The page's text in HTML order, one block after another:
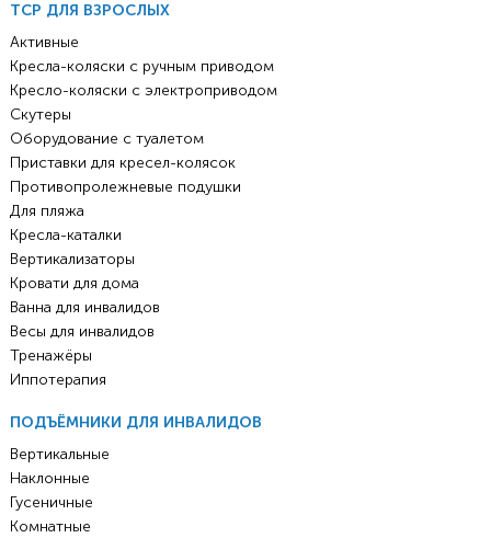
ТСР ДЛЯ ВЗРОСЛЫХ
Активные
Кресла-коляски с ручным приводом
Кресло-коляски с электроприводом
Скутеры
Оборудование с туалетом
Приставки для кресел-колясок
Противопролежневые подушки
Для пляжа
Кресла-каталки
Вертикализаторы
Кровати для дома
Ванна для инвалидов
Весы для инвалидов
Тренажёры
Иппотерапия
ПОДЪЁМНИКИ ДЛЯ ИНВАЛИДОВ
Вертикальные
Наклонные
Гусеничные
Комнатные